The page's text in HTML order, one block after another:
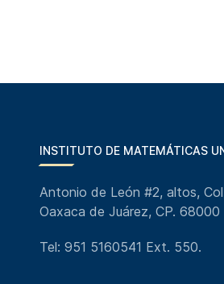
INSTITUTO DE MATEMÁTICAS
Antonio de León #2, altos,
Oaxaca de Juárez, CP. 68000
Tel: 951 5160541 Ext. 550.